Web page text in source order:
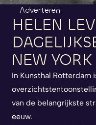
Adverteren
HELEN
NEW YORK
In Kunsthal Rotterdam
van de belangrijkste
eeuw.